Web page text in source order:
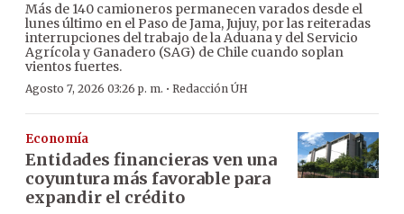
Más de 140 camioneros permanecen varados desde el
lunes último en el Paso de Jama, Jujuy, por las reiteradas
interrupciones del trabajo de la Aduana y del Servicio
Agrícola y Ganadero (SAG) de Chile cuando soplan
vientos fuertes.
Agosto 7, 2026 03:26 p. m. · Redacción ÚH
Economía
Entidades financieras ven una
coyuntura más favorable para
expandir el crédito